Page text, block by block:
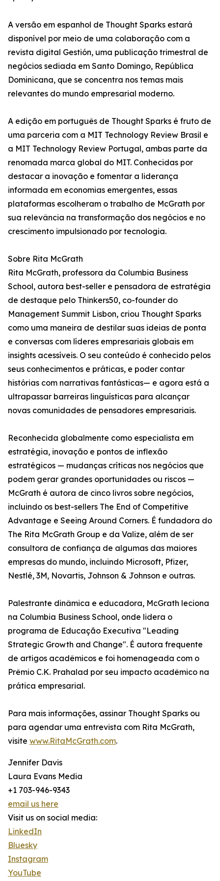
A versão em espanhol de Thought Sparks estará
disponível por meio de uma colaboração com a
revista digital Gestión, uma publicação trimestral de
negócios sediada em Santo Domingo, República
Dominicana, que se concentra nos temas mais
relevantes do mundo empresarial moderno.
A edição em português de Thought Sparks é fruto de
uma parceria com a MIT Technology Review Brasil e
a MIT Technology Review Portugal, ambas parte da
renomada marca global do MIT. Conhecidas por
destacar a inovação e fomentar a liderança
informada em economias emergentes, essas
plataformas escolheram o trabalho de McGrath por
sua relevância na transformação dos negócios e no
crescimento impulsionado por tecnologia.
Sobre Rita McGrath
Rita McGrath, professora da Columbia Business
School, autora best-seller e pensadora de estratégia
de destaque pelo Thinkers50, co-founder do
Management Summit Lisbon, criou Thought Sparks
como uma maneira de destilar suas ideias de ponta
e conversas com líderes empresariais globais em
insights acessíveis. O seu conteúdo é conhecido pelos
seus conhecimentos e práticas, e poder contar
histórias com narrativas fantásticas— e agora está a
ultrapassar barreiras linguísticas para alcançar
novas comunidades de pensadores empresariais.
Reconhecida globalmente como especialista em
estratégia, inovação e pontos de inflexão
estratégicos — mudanças críticas nos negócios que
podem gerar grandes oportunidades ou riscos —
McGrath é autora de cinco livros sobre negócios,
incluindo os best-sellers The End of Competitive
Advantage e Seeing Around Corners. É fundadora do
The Rita McGrath Group e da Valize, além de ser
consultora de confiança de algumas das maiores
empresas do mundo, incluindo Microsoft, Pfizer,
Nestlé, 3M, Novartis, Johnson & Johnson e outras.
Palestrante dinâmica e educadora, McGrath leciona
na Columbia Business School, onde lidera o
programa de Educação Executiva "Leading
Strategic Growth and Change". É autora frequente
de artigos acadêmicos e foi homenageada com o
Prêmio C.K. Prahalad por seu impacto acadêmico na
prática empresarial.
Para mais informações, assinar Thought Sparks ou
para agendar uma entrevista com Rita McGrath,
visite www.RitaMcGrath.com.
Jennifer Davis
Laura Evans Media
+1 703-946-9343
email us here
Visit us on social media:
LinkedIn
Bluesky
Instagram
YouTube